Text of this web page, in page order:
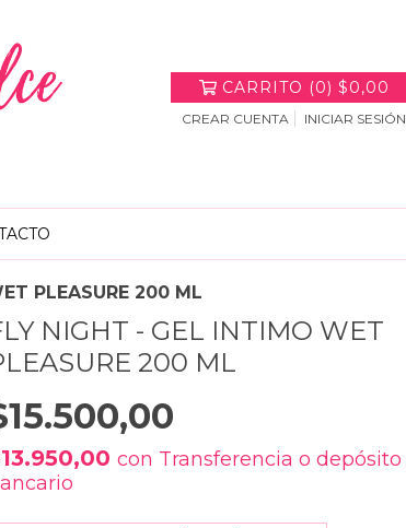
CARRITO (0) $0,00
CREAR CUENTA INICIAR SESIÓN
PLEASURE 200 ML
NIGHT - GEL INTIMO WET
200 ML
con Transferencia o depósito